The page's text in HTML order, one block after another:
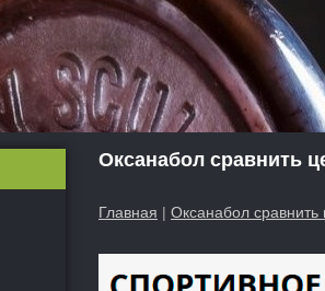
Оксанабол сравнить
Главная | Оксанабол